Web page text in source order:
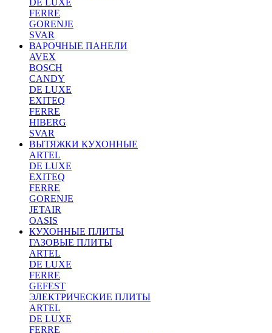
DE LUXE
FERRE
GORENJE
SVAR
ВАРОЧНЫЕ ПАНЕЛИ
AVEX
BOSCH
CANDY
DE LUXE
EXITEQ
FERRE
HIBERG
SVAR
ВЫТЯЖКИ КУХОННЫЕ
ARTEL
DE LUXE
EXITEQ
FERRE
GORENJE
JETAIR
OASIS
КУХОННЫЕ ПЛИТЫ
ГАЗОВЫЕ ПЛИТЫ
ARTEL
DE LUXE
FERRE
GEFEST
ЭЛЕКТРИЧЕСКИЕ ПЛИТЫ
ARTEL
DE LUXE
FERRE